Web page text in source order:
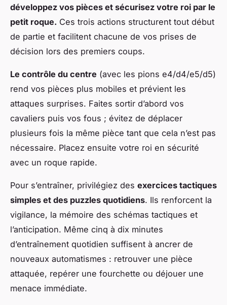
développez vos pièces et sécurisez votre roi par le
petit roque. Ces trois actions structurent tout début
de partie et facilitent chacune de vos prises de
décision lors des premiers coups.
Le contrôle du centre (avec les pions e4/d4/e5/d5)
rend vos pièces plus mobiles et prévient les
attaques surprises. Faites sortir d’abord vos
cavaliers puis vos fous ; évitez de déplacer
plusieurs fois la même pièce tant que cela n’est pas
nécessaire. Placez ensuite votre roi en sécurité
avec un roque rapide.
Pour s’entraîner, privilégiez des exercices tactiques
simples et des puzzles quotidiens. Ils renforcent la
vigilance, la mémoire des schémas tactiques et
l’anticipation. Même cinq à dix minutes
d’entraînement quotidien suffisent à ancrer de
nouveaux automatismes : retrouver une pièce
attaquée, repérer une fourchette ou déjouer une
menace immédiate.